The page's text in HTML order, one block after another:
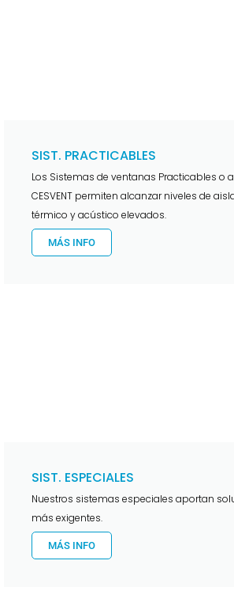
SIST. PRACTICABLES
Los Sistemas de ventanas Practicables o
CESVENT permiten alcanzar niveles de
térmico y acústico elevados.
MÁS INFO
SIST. ESPECIALES
Nuestros sistemas especiales aportan
más exigentes.
MÁS INFO